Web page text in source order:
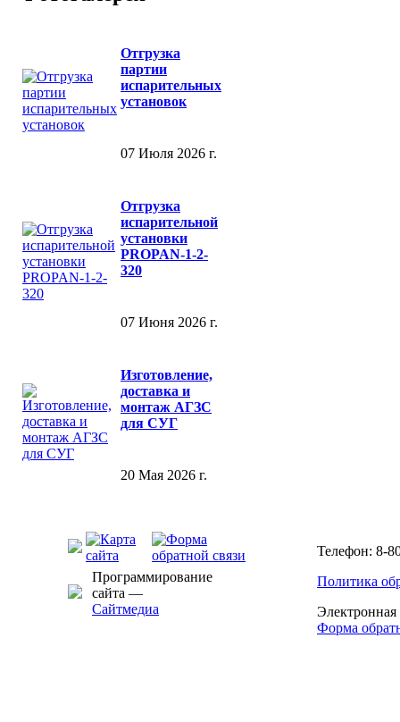
Отгрузка
партии
испарительных
установок
07 Июля 2026 г.
Отгрузка
испарительной
установки
PROPAN-1-2-
320
07 Июня 2026 г.
Изготовление,
доставка и
монтаж АГЗС
для СУГ
20 Мая 2026 г.
Программирование
сайта —
Сайтмедиа
Телефон: 8-
Политика
Форма